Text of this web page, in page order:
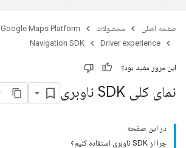
صفحه اصلی محصولات Google Maps Platform
Driver experience
Navigation SDK
این مرور مفید بود؟
نمای کلی SDK ناوبری
در این صفحه
چرا از SDK ناوبری استفاده کنیم؟